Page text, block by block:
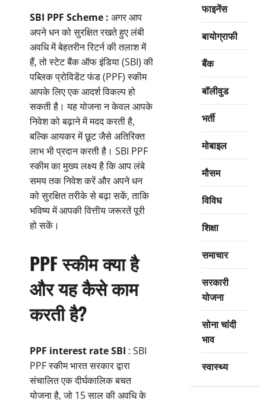
SBI PPF Scheme : अगर आप
अपने धन को सुरक्षित रखते हुए लंबी
अवधि में बेहतरीन रिटर्न की तलाश में
हैं, तो स्टेट बैंक ऑफ इंडिया (SBI) की
पब्लिक प्रोविडेंट फंड (PPF) स्कीम
आपके लिए एक आदर्श विकल्प हो
सकती है। यह योजना न केवल आपके
निवेश को बढ़ाने में मदद करती है,
बल्कि आयकर में छूट जैसे अतिरिक्त
लाभ भी प्रदान करती है। SBI PPF
स्कीम का मुख्य लक्ष्य है कि आप लंबे
समय तक निवेश करें और अपने धन
को सुरक्षित तरीके से बढ़ा सकें, ताकि
भविष्य में आपकी वित्तीय जरूरतें पूरी
हो सकें।
PPF स्कीम क्या है
और यह कैसे काम
करती है?
PPF interest rate SBI : SBI
PPF स्कीम भारत सरकार द्वारा
संचालित एक दीर्घकालिक बचत
योजना है, जो 15 साल की अवधि के
फाइनेंस
बायोग्राफी
बैंक
बॉलीवुड
भर्ती
मोबाइल
मौसम
विविध
शिक्षा
समाचार
सरकारी
योजना
सोना चांदी
भाव
स्वास्थ्य